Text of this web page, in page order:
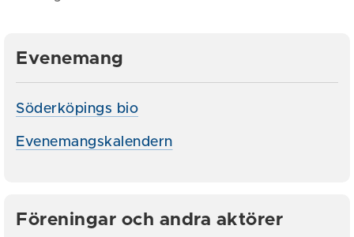
Evenemang
Söderköpings bio
Evenemangskalendern
Föreningar och andra aktörer